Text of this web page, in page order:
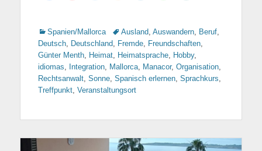
Kategorien
Spanien/Mallorca TagsAusland, Auswandern, Beruf,
Deutsch, Deutschland, Fremde, Freundschaften,
Günter Menth, Heimat, Heimatsprache, Hobby,
idiomas, Integration, Mallorca, Manacor, Organisation,
Rechtsanwalt, Sonne, Spanisch erlernen, Sprachkurs,
Treffpunkt, Veranstaltungsort